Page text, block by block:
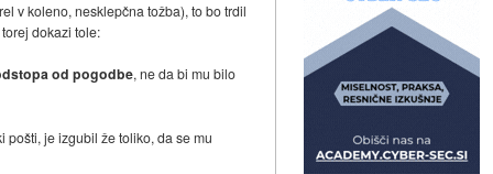
v koleno, nesklepčna tožba), to bo trdil
dokazi tole:
od pogodbe, ne da bi mu bilo
pošti, je izgubil že toliko, da se mu